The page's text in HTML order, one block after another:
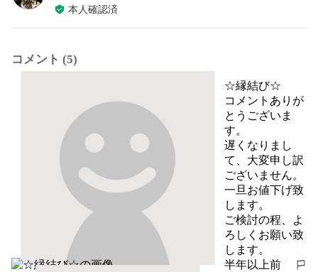
本人確認済
コメント (5)
☆縁結び☆
コメントありが
とうございま
す。
遅くなりまし
て、大変申し訳
ございません。
一旦お値下げ致
します。
ご検討の程、よ
ろしくお願い致
します。
半年以上前